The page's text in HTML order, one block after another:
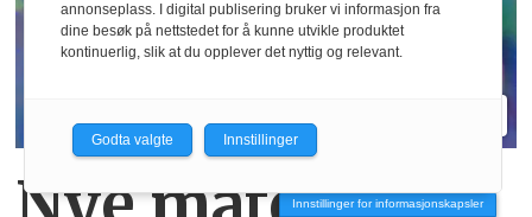
Innstillinger for informasjonskapsler
annonseplass. I digital publisering bruker vi informasjon fra
dine besøk på nettstedet for å kunne utvikle produktet
kontinuerlig, slik at du opplever det nyttig og relevant.
Godta valgte Innstillinger